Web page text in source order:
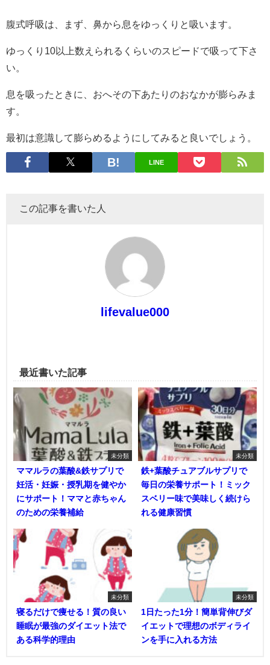
腹式呼吸は、まず、鼻から息をゆっくりと吸います。
ゆっくり10以上数えられるくらいのスピードで吸って下さ
い。
息を吸ったときに、おへその下あたりのおなかが膨らみま
す。
最初は意識して膨らめるようにしてみると良いでしょう。
LINE
この記事を書いた人
lifevalue000
最近書いた記事
未分類
ママルラの葉酸&鉄サプリで
妊活・妊娠・授乳期を健やか
にサポート！ママと赤ちゃん
のための栄養補給
未分類
鉄+葉酸チュアブルサプリで
毎日の栄養サポート！ミック
スベリー味で美味しく続けら
れる健康習慣
未分類
寝るだけで痩せる！質の良い
睡眠が最強のダイエット法で
ある科学的理由
未分類
1日たった1分！簡単背伸びダ
イエットで理想のボディライ
ンを手に入れる方法